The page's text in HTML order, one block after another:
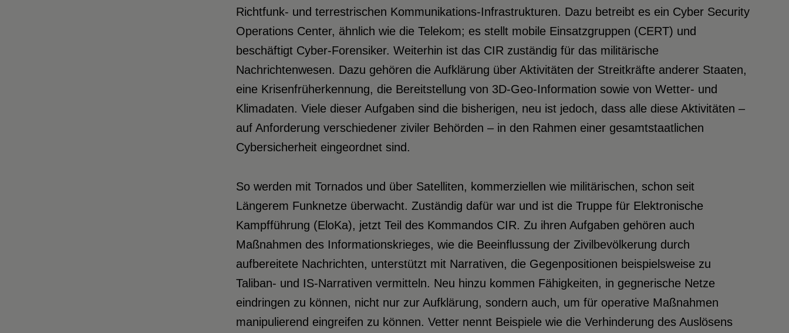
Richtfunk- und terrestrischen Kommunikations-Infrastrukturen. Dazu betreibt es ein Cyber Security
Operations Center, ähnlich wie die Telekom; es stellt mobile Einsatzgruppen (CERT) und
beschäftigt Cyber-Forensiker. Weiterhin ist das CIR zuständig für das militärische
Nachrichtenwesen. Dazu gehören die Aufklärung über Aktivitäten der Streitkräfte anderer Staaten,
eine Krisenfrüherkennung, die Bereitstellung von 3D-Geo-Information sowie von Wetter- und
Klimadaten. Viele dieser Aufgaben sind die bisherigen, neu ist jedoch, dass alle diese Aktivitäten –
auf Anforderung verschiedener ziviler Behörden – in den Rahmen einer gesamtstaatlichen
Cybersicherheit eingeordnet sind.
So werden mit Tornados und über Satelliten, kommerziellen wie militärischen, schon seit
Längerem Funknetze überwacht. Zuständig dafür war und ist die Truppe für Elektronische
Kampfführung (EloKa), jetzt Teil des Kommandos CIR. Zu ihren Aufgaben gehören auch
Maßnahmen des Informationskrieges, wie die Beeinflussung der Zivilbevölkerung durch
aufbereitete Nachrichten, unterstützt mit Narrativen, die Gegenpositionen beispielsweise zu
Taliban- und IS-Narrativen vermitteln. Neu hinzu kommen Fähigkeiten, in gegnerische Netze
eindringen zu können, nicht nur zur Aufklärung, sondern auch, um für operative Maßnahmen
manipulierend eingreifen zu können. Vetter nennt Beispiele wie die Verhinderung des Auslösens